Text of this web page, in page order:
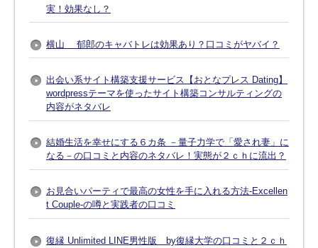
実！効果なし？
横山 郁郎のキャバトレは効果あり？口コミがヤバイ？
出会い系サイト構築支援サービス【おとなプレス Dating】
wordpressテーマを使ったサイト構築コンサルティングの
内容がネタバレ
結婚生活を幸せにする６カ条 －量子力学で「愛され妻」に
なる－の口コミと内容のネタバレ！実態が２ｃｈに流出？
お見合いパーティで最高の女性を手に入れる方法-Excellen
t Couple-の噂と実践者の口コミ
復縁 Unlimited LINE男性版 by復縁大学の口コミと２ｃｈ